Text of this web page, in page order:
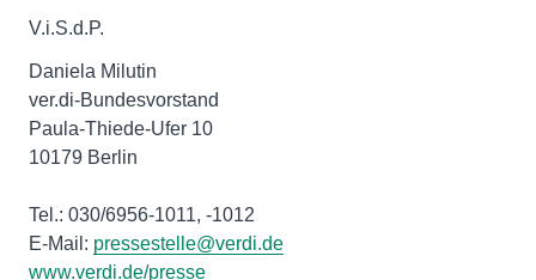
V.i.S.d.P.
Daniela Milutin
ver.di-Bundesvorstand
Paula-Thiede-Ufer 10
10179 Berlin
Tel.: 030/6956-1011, -1012
E-Mail: pressestelle@verdi.de
www.verdi.de/presse